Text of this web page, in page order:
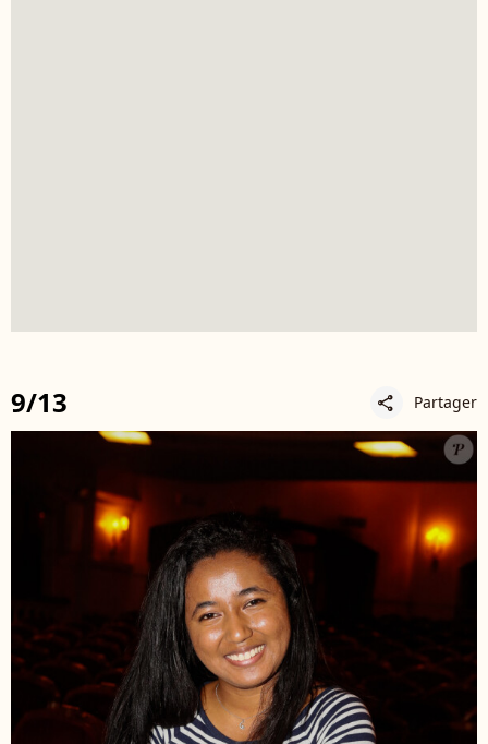
9/13 share Partager